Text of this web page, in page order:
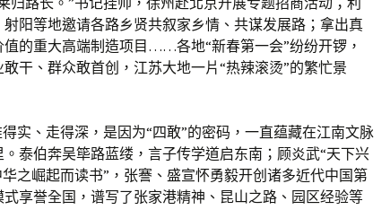
阳等地邀请各路乡贤共叙家乡情、共谋发展路；拿出真
的重大高端制造项目……各地“新春第一会”纷纷开锣，
干、群众敢首创，江苏大地一片“热辣滚烫”的繁忙景
实、走得深，是因为“四敢”的密码，一直蕴藏在江南文脉
泰伯奔吴筚路蓝缕，言子传学道启东南；顾炎武“天下兴
之崛起而读书”，张謇、盛宣怀勇毅开创诸多近代中国第
享誉全国，谱写了张家港精神、昆山之路、园区经验等